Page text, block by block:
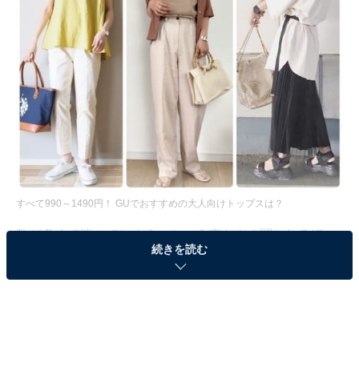
すべて990～1490円！ GUでおすすめの大人向けトップスは？
数が多くて迷ってしまう、という声もよく聞かれるほ
ど、トレンドアイテムが豊富に揃うGU。今回はトップス
に的を絞り、アラフォー女性が狙うべきおすすめアイテ
続きを読む